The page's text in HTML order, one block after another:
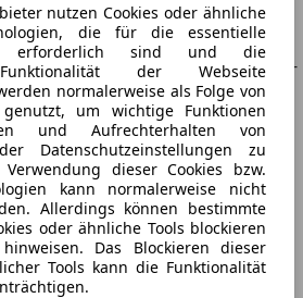
nutzen Cookies oder ähnliche
die für die essentielle
erforderlich sind und die
der Webseite
normalerweise als Folge von
genutzt, um wichtige Funktionen
und Aufrechterhalten von
Datenschutzeinstellungen zu
dieser Cookies bzw.
kann normalerweise nicht
Allerdings können bestimmte
oder ähnliche Tools blockieren
Das Blockieren dieser
Tools kann die Funktionalität
über die gesamte Cockpit-
den Superscreen mit drei
und Google-Integration, KI-
und Video-Apps machen das
Sitzkomfort und optional
das Konzept ab.Im Erstkontakt
vom Ambiente durchaus angetan.
wirkt im direkten Vergleich
So kombinieren die vier
mit einem 14,5-Zoll-
um ein Beifahrer-Display.